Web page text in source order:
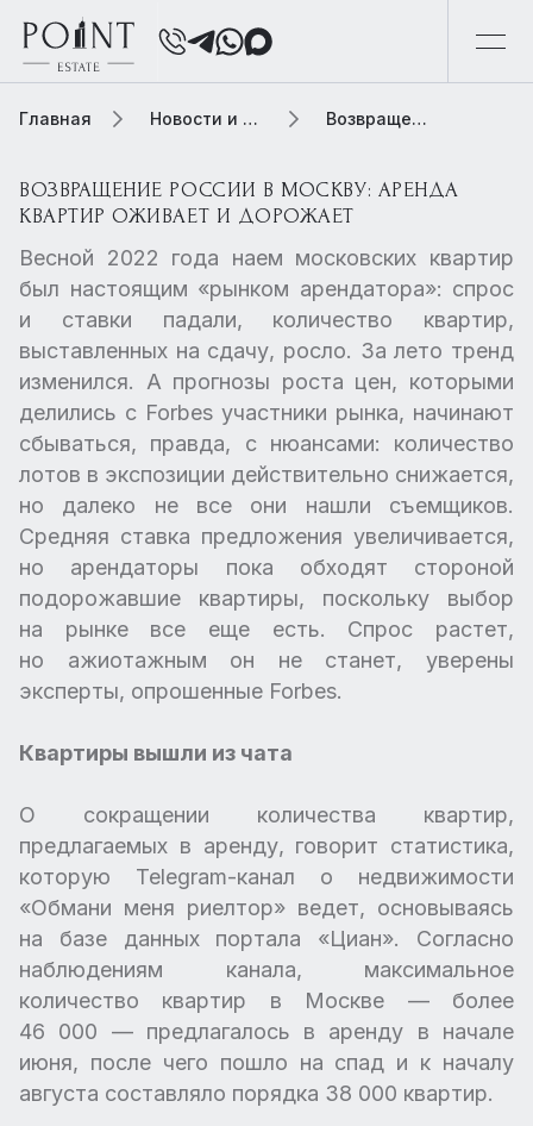
Главная Новости и обзоры Возвращение России в Москву: аренда квартир оживает и дорожает
ВОЗВРАЩЕНИЕ РОССИИ В МОСКВУ: АРЕНДА
КВАРТИР ОЖИВАЕТ И ДОРОЖАЕТ
Весной 2022 года наем московских квартир
был настоящим «рынком арендатора»: спрос
и ставки падали, количество квартир,
выставленных на сдачу, росло. За лето тренд
изменился. А прогнозы роста цен, которыми
делились с Forbes участники рынка, начинают
сбываться, правда, с нюансами: количество
лотов в экспозиции действительно снижается,
но далеко не все они нашли съемщиков.
Средняя ставка предложения увеличивается,
но арендаторы пока обходят стороной
подорожавшие квартиры, поскольку выбор
на рынке все еще есть. Спрос растет,
но ажиотажным он не станет, уверены
эксперты, опрошенные Forbes.
Квартиры вышли из чата
О сокращении количества квартир,
предлагаемых в аренду, говорит статистика,
которую Telegram-канал о недвижимости
«Обмани меня риелтор» ведет, основываясь
на базе данных портала «Циан». Согласно
наблюдениям канала, максимальное
количество квартир в Москве — более
46 000 — предлагалось в аренду в начале
июня, после чего пошло на спад и к началу
августа составляло порядка 38 000 квартир.